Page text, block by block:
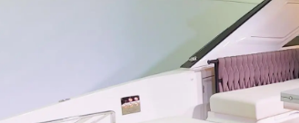
Information